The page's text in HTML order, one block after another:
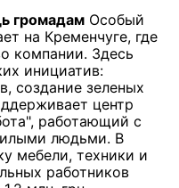
громадам Особый
на Кременчуге, где
компании. Здесь
инициатив:
создание зеленых
центр
работающий с
людьми. В
мебели, техники и
работников